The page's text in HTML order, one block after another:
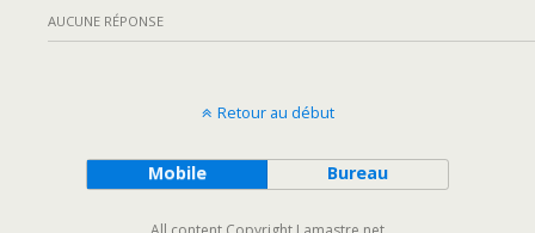
AUCUNE RÉPONSE
Retour au début
Mobile Bureau